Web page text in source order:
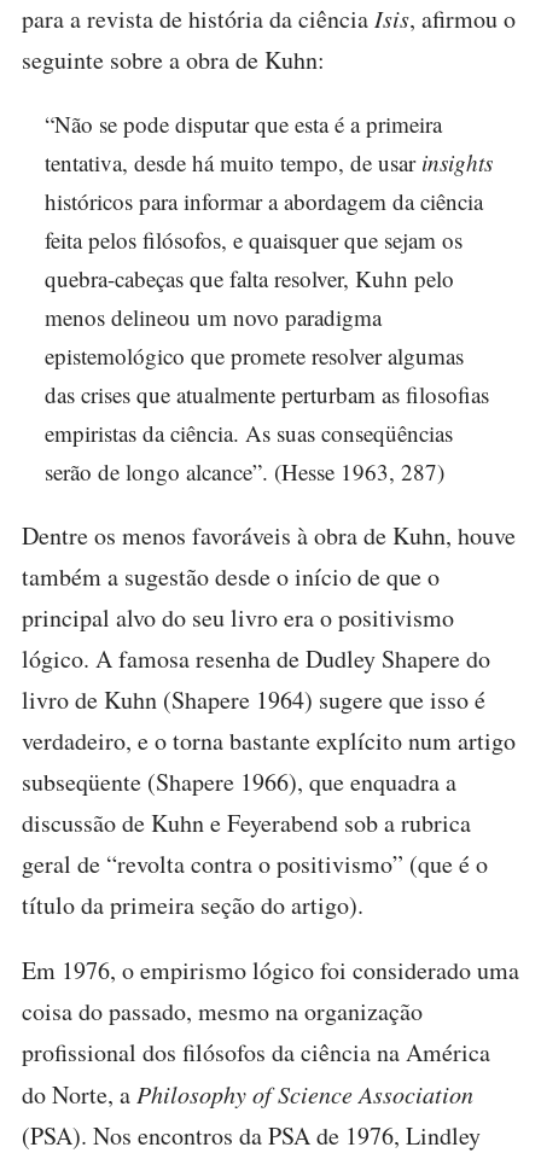
para a revista de história da ciência Isis, afirmou o
seguinte sobre a obra de Kuhn:
“Não se pode disputar que esta é a primeira
tentativa, desde há muito tempo, de usar insights
históricos para informar a abordagem da ciência
feita pelos filósofos, e quaisquer que sejam os
quebra-cabeças que falta resolver, Kuhn pelo
menos delineou um novo paradigma
epistemológico que promete resolver algumas
das crises que atualmente perturbam as filosofias
empiristas da ciência. As suas conseqüências
serão de longo alcance”. (Hesse 1963, 287)
Dentre os menos favoráveis à obra de Kuhn, houve
também a sugestão desde o início de que o
principal alvo do seu livro era o positivismo
lógico. A famosa resenha de Dudley Shapere do
livro de Kuhn (Shapere 1964) sugere que isso é
verdadeiro, e o torna bastante explícito num artigo
subseqüente (Shapere 1966), que enquadra a
discussão de Kuhn e Feyerabend sob a rubrica
geral de “revolta contra o positivismo” (que é o
título da primeira seção do artigo).
Em 1976, o empirismo lógico foi considerado uma
coisa do passado, mesmo na organização
profissional dos filósofos da ciência na América
do Norte, a Philosophy of Science Association
(PSA). Nos encontros da PSA de 1976, Lindley